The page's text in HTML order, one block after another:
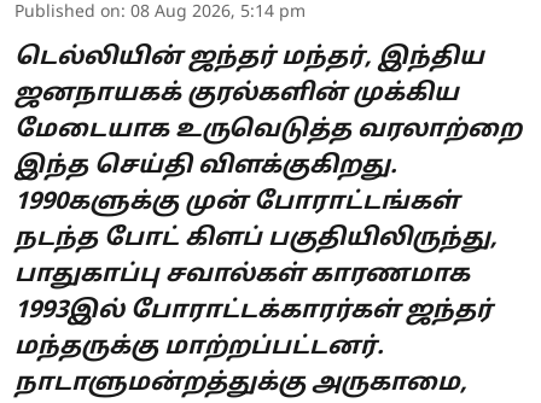
Published on: 08 Aug 2026, 5:14 pm
டெல்லியின் ஜந்தர் மந்தர், இந்திய
ஜனநாயகக் குரல்களின் முக்கிய
மேடையாக உருவெடுத்த வரலாற்றை
இந்த செய்தி விளக்குகிறது.
1990களுக்கு முன் போராட்டங்கள்
நடந்த போட் கிளப் பகுதியிலிருந்து,
பாதுகாப்பு சவால்கள் காரணமாக
1993இல் போராட்டக்காரர்கள் ஜந்தர்
மந்தருக்கு மாற்றப்பட்டனர்.
நாடாளுமன்றத்துக்கு அருகாமை,